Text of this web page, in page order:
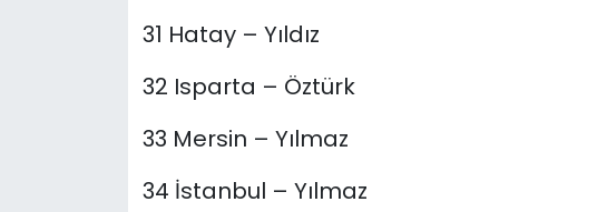
31 Hatay – Yıldız
32 Isparta – Öztürk
33 Mersin – Yılmaz
34 İstanbul – Yılmaz